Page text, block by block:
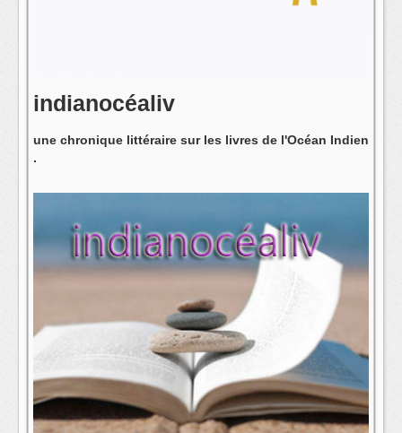
indianocéaliv
une chronique littéraire sur les livres de l'Océan Indien
.